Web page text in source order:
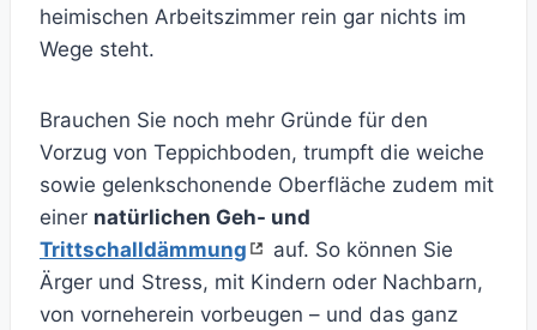
heimischen Arbeitszimmer rein gar nichts im
Wege steht.
Brauchen Sie noch mehr Gründe für den
Vorzug von Teppichboden, trumpft die weiche
sowie gelenkschonende Oberfläche zudem mit
einer natürlichen Geh- und
Trittschalldämmung
auf. So können Sie
Ärger und Stress, mit Kindern oder Nachbarn,
von vorneherein vorbeugen – und das ganz